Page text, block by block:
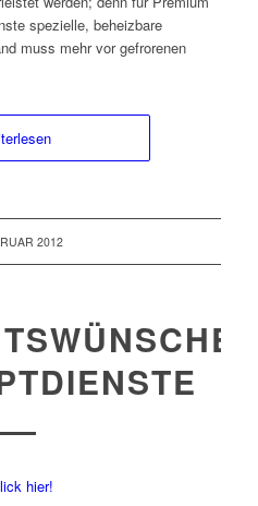
spezielle, beheizbare
muss mehr vor gefrorenen
2012